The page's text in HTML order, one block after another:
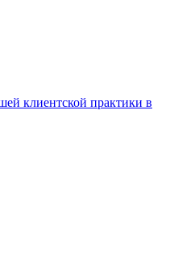
клиентской практики в